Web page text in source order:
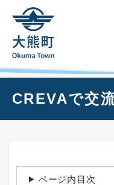
頭
メニ
CREVAで交
ページ内目次